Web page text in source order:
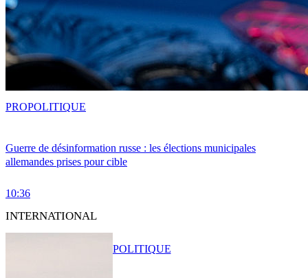
Guerre de désinformation russe : les élections municipales
allemandes prises pour cible
10:36
PROPOLITIQUE
INTERNATIONAL
POLITIQUE